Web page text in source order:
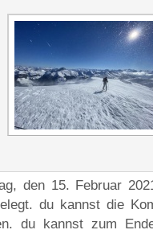
den 15. Februar
du kannst die
du kannst zum